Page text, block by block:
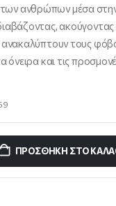
ανθρώπων μέσα
ανακαλύπτουν τους
όνειρα και τις
ΠΡΟΣΘΉΚΗ ΣΤΟ